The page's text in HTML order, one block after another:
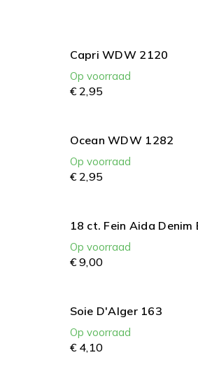
Capri WDW 2120
Op voorraad
€2,95
Ocean WDW 1282
Op voorraad
€2,95
18 ct. Fein Aida Denim
Op voorraad
€9,00
Soie D'Alger 163
Op voorraad
€4, 10